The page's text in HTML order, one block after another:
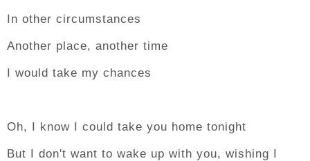
In other circumstances
Another place, another time
I would take my chances
Oh, I know I could take you home tonight
But I don't want to wake up with you, wishing I